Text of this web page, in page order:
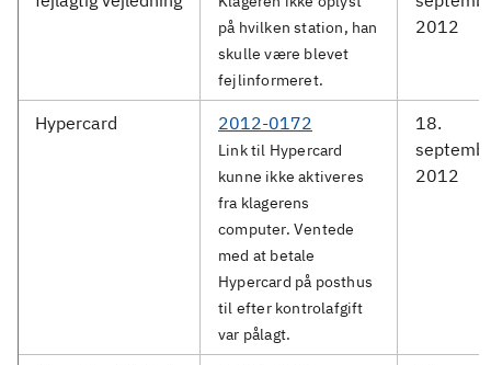
på hvilken station, han
skulle være blevet
fejlinformeret.
2012
Hypercard 2012-0172
Link til Hypercard
kunne ikke aktiveres
fra klagerens
computer. Ventede
med at betale
Hypercard på posthus
til efter kontrolafgift
var pålagt.
18.
2012